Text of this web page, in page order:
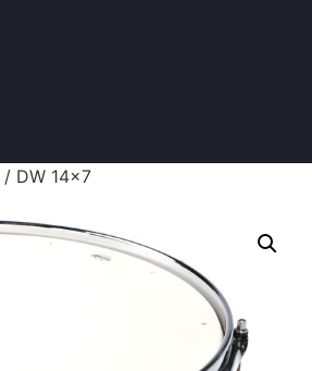
/ DW 14×7